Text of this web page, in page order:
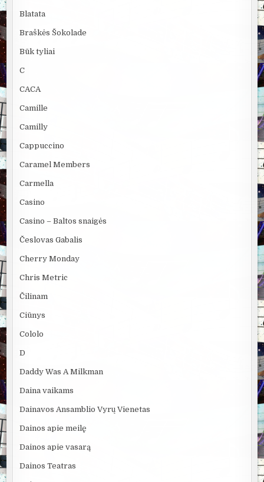
Blatata
Braškės Šokolade
Būk tyliai
C
CACA
Camille
Camilly
Cappuccino
Caramel Members
Carmella
Casino
Casino – Baltos snaigės
Česlovas Gabalis
Cherry Monday
Chris Metric
Čilinam
Ciūnys
Cololo
D
Daddy Was A Milkman
Daina vaikams
Dainavos Ansamblio Vyrų Vienetas
Dainos apie meilę
Dainos apie vasarą
Dainos Teatras